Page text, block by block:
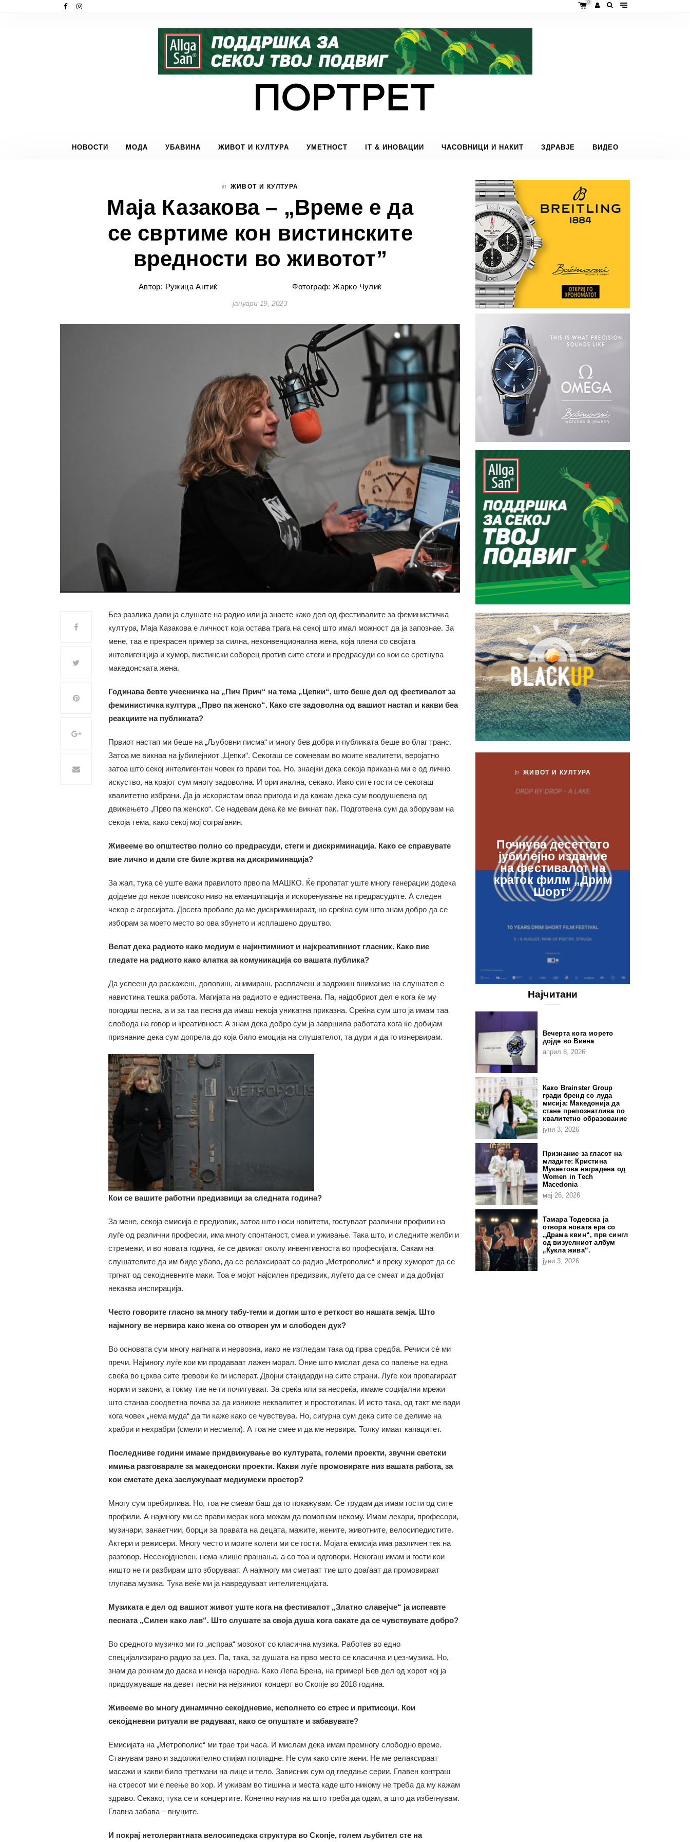
0
НОВОСТИ МОДА УБАВИНА ЖИВОТ И КУЛТУРА УМЕТНОСТ IT & ИНОВАЦИИ ЧАСОВНИЦИ И НАКИТ ЗДРАВЈЕ ВИДЕО
In ЖИВОТ И КУЛТУРА
Маја Казакова – „Време е да
се свртиме кон вистинските
вредности во животот”
Автор: Ружица Антиќ Фотограф: Жарко Чулиќ
јануари 19, 2023
Без разлика дали ја слушате на радио или ја знаете како дел од фестивалите за феминистичка
култура, Маја Казакова е личност која остава трага на секој што имал можност да ја запознае. За
мене, таа е прекрасен пример за силна, неконвенционална жена, која плени со својата
интелигенција и хумор, вистински соборец против сите стеги и предрасуди со кои се сретнува
македонската жена.
Годинава бевте учесничка на „Пич Прич“ на тема „Цепки“, што беше дел од фестивалот за
феминистичка култура „Прво па женско“. Како сте задоволна од вашиот настап и какви беа
реакциите на публиката?
Првиот настап ми беше на „Љубовни писма“ и многу бев добра и публиката беше во благ транс.
Затоа ме викнаа на јубилејниот „Цепки“. Секогаш се сомневам во моите квалитети, веројатно
затоа што секој интелигентен човек го прави тоа. Но, знаејќи дека секоја приказна ми е од лично
искуство, на крајот сум многу задоволна. И оригинална, секако. Иако сите гости се секогаш
квалитетно избрани. Да ја искористам оваа пригода и да кажам дека сум воодушевена од
движењето „Прво па женско“. Се надевам дека ќе ме викнат пак. Подготвена сум да зборувам на
секоја тема, како секој мој сограѓанин.
Живееме во општество полно со предрасуди, стеги и дискриминација. Како се справувате
вие лично и дали сте биле жртва на дискриминација?
За жал, тука сè уште важи правилото прво па МАШКО. Ќе пропатат уште многу генерации додека
дојдеме до некое повисоко ниво на еманципација и искоренување на предрасудите. А следен
чекор е агресијата. Досега пробале да ме дискриминираат, но среќна сум што знам добро да се
изборам за моето место во ова збунето и исплашено друштво.
Велат дека радиото како медиум е најинтимниот и најкреативниот гласник. Како вие
гледате на радиото како алатка за комуникација со вашата публика?
Да успееш да раскажеш, доловиш, анимираш, расплачеш и задржиш внимание на слушател е
навистина тешка работа. Магијата на радиото е единствена. Па, најдобриот дел е кога ќе му
погодиш песна, а и за таа песна да имаш некоја уникатна приказна. Среќна сум што ја имам таа
слобода на говор и креативност. А знам дека добро сум ја завршила работата кога ќе добијам
признание дека сум допрела до која било емоција на слушателот, та дури и да го изнервирам.
Кои се вашите работни предизвици за следната година?
За мене, секоја емисија е предизвик, затоа што носи новитети, гостуваат различни профили на
луѓе од различни професии, има многу спонтаност, смеа и уживање. Така што, и следните желби и
стремежи, и во новата година, ќе се движат околу инвентивноста во професијата. Сакам на
слушателите да им биде убаво, да се релаксираат со радио „Метрополис“ и преку хуморот да се
тргнат од секојдневните маки. Тоа е мојот најсилен предизвик, луѓето да се смеат и да добијат
некаква инспирација.
Често говорите гласно за многу табу-теми и догми што е реткост во нашата земја. Што
најмногу ве нервира како жена со отворен ум и слободен дух?
Во основата сум многу напната и нервозна, иако не изгледам така од прва средба. Речиси сè ми
пречи. Најмногу луѓе кои ми продаваат лажен морал. Оние што мислат дека со палење на една
свеќа во црква сите гревови ќе ги исперат. Двојни стандарди на сите страни. Луѓе кои пропагираат
норми и закони, а токму тие не ги почитуваат. За среќа или за несреќа, имаме социјални мрежи
што станаа соодветна почва за да изникне неквалитет и простотилак. И исто така, од такт ме вади
кога човек „нема муда“ да ти каже како се чувствува. Но, сигурна сум дека сите се делиме на
храбри и нехрабри (смели и несмели). А тоа не смее и да ме нервира. Толку имаат капацитет.
Последниве години имаме придвижување во културата, големи проекти, звучни светски
имиња разговарале за македонски проекти. Какви луѓе промовирате низ вашата работа, за
кои сметате дека заслужуваат медиумски простор?
Многу сум пребирлива. Но, тоа не смеам баш да го покажувам. Се трудам да имам гости од сите
профили. А најмногу ми се прави мерак кога можам да помогнам некому. Имам лекари, професори,
музичари, занаетчии, борци за правата на децата, мажите, жените, животните, велосипедистите.
Актери и режисери. Многу често и моите колеги ми се гости. Мојата емисија има различен тек на
разговор. Несекојдневен, нема клише прашања, а со тоа и одговори. Некогаш имам и гости кои
ништо не ги разбирам што зборуваат. А најмногу ми сметаат тие што доаѓаат да промовираат
глупава музика. Тука веќе ми ја навредуваат интелигенцијата.
Музиката е дел од вашиот живот уште кога на фестивалот „Златно славејче“ ја испеавте
песната „Силен како лав“. Што слушате за своја душа кога сакате да се чувствувате добро?
Во средното музичко ми го „испраа“ мозокот со класична музика. Работев во едно
специјализирано радио за џез. Па, така, за душата на прво место се класична и џез-музика. Но,
знам да рокнам до даска и некоја народна. Како Лепа Брена, на пример! Бев дел од хорот кој ја
придружуваше на девет песни на нејзиниот концерт во Скопје во 2018 година.
Живееме во многу динамично секојдневие, исполнето со стрес и притисоци. Кои
секојдневни ритуали ве радуваат, како се опуштате и забавувате?
Емисијата на „Метрополис“ ми трае три часа. И мислам дека имам премногу слободно време.
Станувам рано и задолжително спијам попладне. Не сум како сите жени. Не ме релаксираат
масажи и какви било третмани на лице и тело. Зависник сум од гледање серии. Главен контраш
на стресот ми е пеење во хор. И уживам во тишина и места каде што никому не треба да му кажам
здраво. Секако, тука се и концертите. Конечно научив на што треба да одам, а што да избегнувам.
Главна забава – внуците.
И покрај нетолерантната велосипедска структура во Скопје, голем љубител сте на
In ЖИВОТ И КУЛТУРА
Почнува десеттото
јубилејно издание
на фестивалот на
краток филм „Дрим
Шорт“
Најчитани
Вечерта кога морето
дојде во Виена
април 8, 2026
Како Brainster Group
гради бренд со луда
мисија: Македонија да
стане препознатлива по
квалитетно образование
јуни 3, 2026
Признание за гласот на
младите: Кристина
Мукаетова наградена од
Women in Tech
Macedonia
мај 26, 2026
Тамара Тодевска ја
отвора новата ера со
„Драма квин“, прв сингл
од визуелниот албум
„Кукла жива“.
јуни 3, 2026